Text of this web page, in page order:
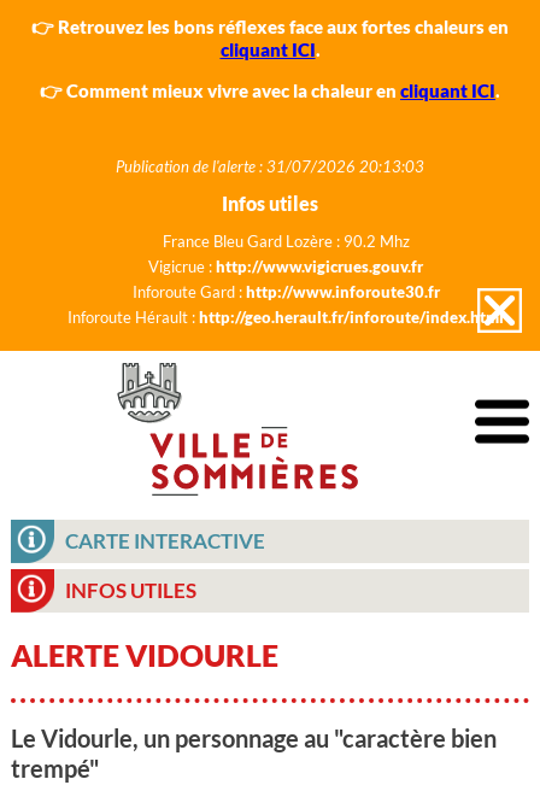
👉 Retrouvez les bons réflexes face aux fortes chaleurs en
cliquant ICI.
👉 Comment mieux vivre avec la chaleur en cliquant ICI.
Publication de l'alerte : 31/07/2026 20:13:03
Infos utiles
France Bleu Gard Lozère : 90.2 Mhz
Vigicrue :http://www.vigicrues.gouv.fr
Inforoute Gard :http://www.inforoute30.fr
Inforoute Hérault :http://geo.herault.fr/inforoute/index.html
CARTE INTERACTIVE
INFOS UTILES
ALERTE VIDOURLE
Le Vidourle, un personnage au "caractère bien
trempé"